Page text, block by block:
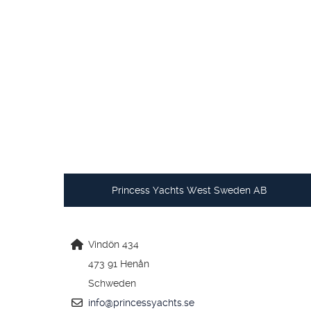
Princess Yachts West Sweden AB
Vindön 434
473 91 Henån
Schweden
info@princessyachts.se